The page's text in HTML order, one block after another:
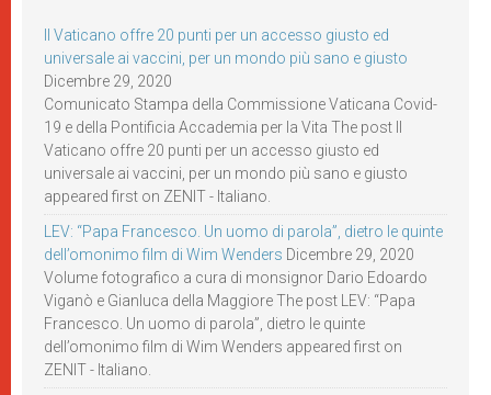
Il Vaticano offre 20 punti per un accesso giusto ed
universale ai vaccini, per un mondo più sano e giusto
Dicembre 29, 2020
Comunicato Stampa della Commissione Vaticana Covid-
19 e della Pontificia Accademia per la Vita The post Il
Vaticano offre 20 punti per un accesso giusto ed
universale ai vaccini, per un mondo più sano e giusto
appeared first on ZENIT - Italiano.
LEV: “Papa Francesco. Un uomo di parola”, dietro le quinte
dell’omonimo film di Wim Wenders Dicembre 29, 2020
Volume fotografico a cura di monsignor Dario Edoardo
Viganò e Gianluca della Maggiore The post LEV: “Papa
Francesco. Un uomo di parola”, dietro le quinte
dell’omonimo film di Wim Wenders appeared first on
ZENIT - Italiano.